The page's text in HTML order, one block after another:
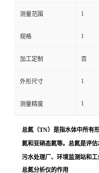
测量范围 1
规格 1
加工定制 否
外形尺寸 1
测量精度 1
总氮（TN）是指水体中所有
氮和亚硝态氮等。总氮是评
污水处理厂、环境监测站和工
总氮分析仪的作用